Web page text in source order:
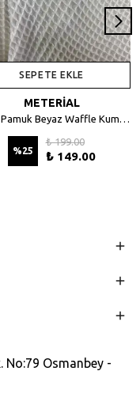
SEPETE EKLE
METERİAL
%100 Pamuk Beyaz Waffle Kumaş – Petek Dokulu, 140 cm En
%25
₺ 199.00
₺ 149.00
No:79 Osmanbey -